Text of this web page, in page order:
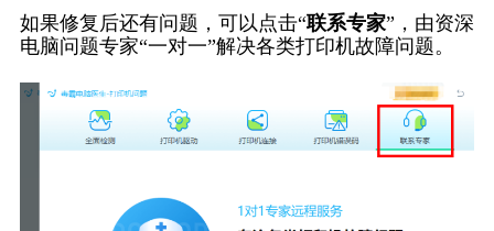
如果修复后还有问题，可以点击“联系专家”，由资深
电脑问题专家“一对一”解决各类打印机故障问题。